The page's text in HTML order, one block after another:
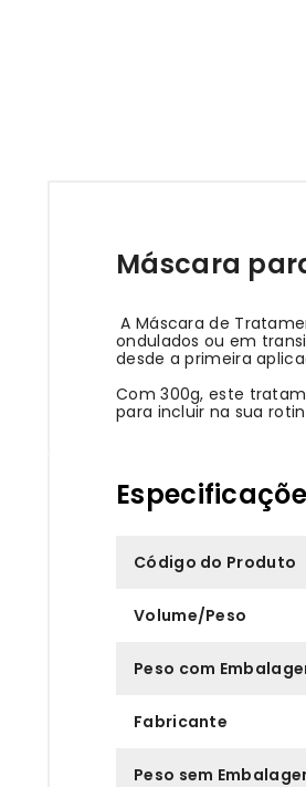
Máscara
A Máscara de
ondulados ou em
desde a primeira
Com 300g, este
para incluir na sua
Código do Produto
Volume/Peso
Peso com
Fabricante
Peso sem